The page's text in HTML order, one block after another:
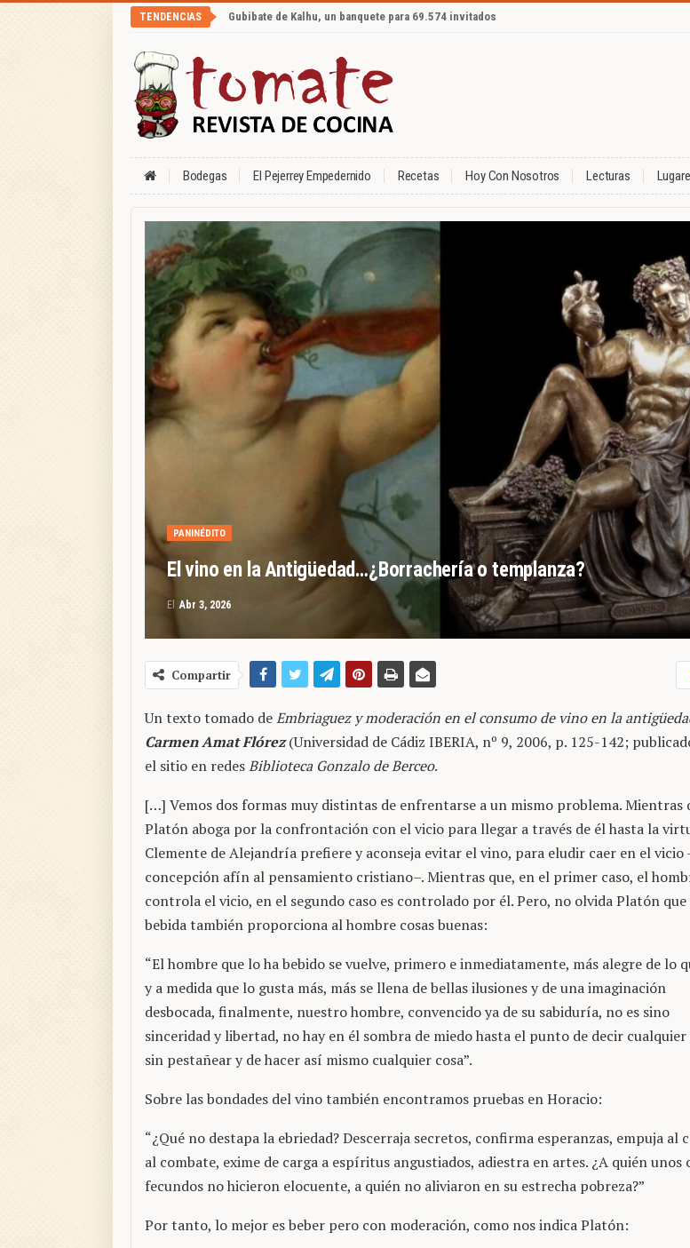
TENDENCIAS Gubibate de Kalhu, un banquete para 69.574 invitados
Bodegas El Pejerrey Empedernido Recetas Hoy Con Nosotros Lecturas
PANINÉDITO
El vino en la Antigüedad…¿Borrachería o templanza?
El Abr 3, 2026
Compartir
Un texto tomado deEmbriaguez y moderación en el consumo de vino en la
Carmen Amat Flórez(Universidad de Cádiz IBERIA, nº 9, 2006, p. 125-142;
el sitio en redesBiblioteca Gonzalo de Berceo.
[…] Vemos dos formas muy distintas de enfrentarse a un mismo problema. Mientras
Platón aboga por la confrontación con el vicio para llegar a través de él hasta la
Clemente de Alejandría prefiere y aconseja evitar el vino, para eludir caer en el vicio
concepción afín al pensamiento cristiano–. Mientras que, en el primer caso, el
controla el vicio, en el segundo caso es controlado por él. Pero, no olvida Platón que
bebida también proporciona al hombre cosas buenas:
“El hombre que lo ha bebido se vuelve, primero e inmediatamente, más alegre de lo
y a medida que lo gusta más, más se llena de bellas ilusiones y de una imaginación
desbocada, finalmente, nuestro hombre, convencido ya de su sabiduría, no es sino
sinceridad y libertad, no hay en él sombra de miedo hasta el punto de decir cualquier
sin pestañear y de hacer así mismo cualquier cosa”.
Sobre las bondades del vino también encontramos pruebas en Horacio:
“¿Qué no destapa la ebriedad? Descerraja secretos, confirma esperanzas, empuja al
al combate, exime de carga a espíritus angustiados, adiestra en artes. ¿A quién unos
fecundos no hicieron elocuente, a quién no aliviaron en su estrecha pobreza?”
Por tanto, lo mejor es beber pero con moderación, como nos indica Platón: